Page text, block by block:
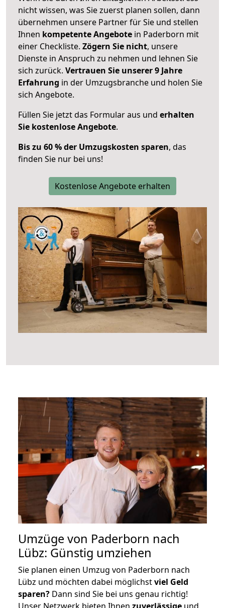
nicht wissen, was Sie zuerst planen sollen, dann
übernehmen unsere Partner für Sie und stellen
Ihnen kompetente Angebote in Paderborn mit
einer Checkliste. Zögern Sie nicht, unsere
Dienste in Anspruch zu nehmen und lehnen Sie
sich zurück. Vertrauen Sie unserer 9 Jahre
Erfahrung in der Umzugsbranche und holen Sie
sich Angebote.
Füllen Sie jetzt das Formular aus und erhalten
Sie kostenlose Angebote.
Bis zu 60 % der Umzugskosten sparen, das
finden Sie nur bei uns!
Kostenlose Angebote erhalten
Umzüge von Paderborn nach
Lübz: Günstig umziehen
Sie planen einen Umzug von Paderborn nach
Lübz und möchten dabei möglichstviel Geld
sparen? Dann sind Sie bei uns genau richtig!